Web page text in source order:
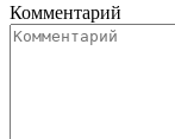
Комментарий